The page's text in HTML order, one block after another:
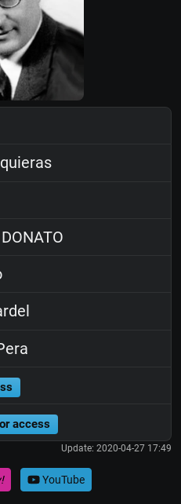
access
Update: 2020-04-27 17:49
YouTube